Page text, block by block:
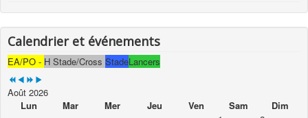
Calendrier et événements
EA/PO - H Stade/Cross StadeLancers
Août 2026
Lun
Mar Mer Jeu Ven Sam
Dim